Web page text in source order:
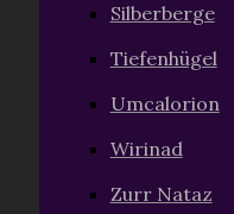
Silberberge
Tiefenhügel
Umcalorion
Wirinad
Zurr Nataz